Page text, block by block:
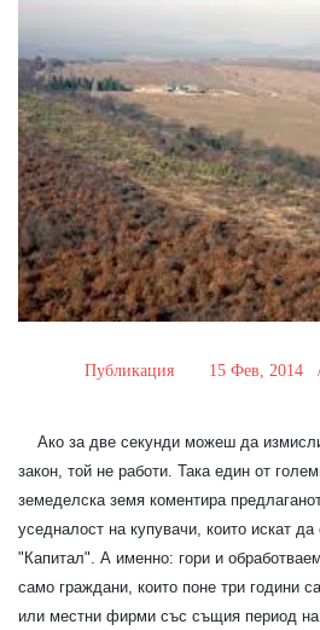
Публикация 15 Фев,
Ако за две секунди можеш да
закон, той не работи. Така един от
земеделска земя коментира
уседналост на купувачи, които искат
"Капитал". А именно: гори и
само граждани, които поне три години
или местни фирми със същия период на